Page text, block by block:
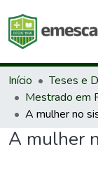
Início
Teses e
A mulher